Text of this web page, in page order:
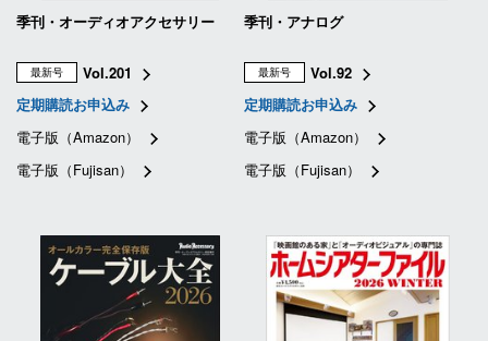
季刊・オーディオアクセサリー
最新号
Vol.201
定期購読お申込み
電子版（Amazon）
電子版（Fujisan）
季刊・アナログ
最新号
Vol.92
定期購読お申込み
電子版（Amazon）
電子版（Fujisan）